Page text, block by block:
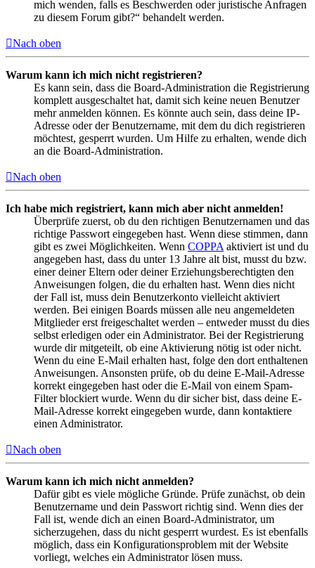
mich wenden, falls es Beschwerden oder juristische Anfragen
zu diesem Forum gibt?“ behandelt werden.
Nach oben
Warum kann ich mich nicht registrieren?
Es kann sein, dass die Board-Administration die Registrierung
komplett ausgeschaltet hat, damit sich keine neuen Benutzer
mehr anmelden können. Es könnte auch sein, dass deine IP-
Adresse oder der Benutzername, mit dem du dich registrieren
möchtest, gesperrt wurden. Um Hilfe zu erhalten, wende dich
an die Board-Administration.
Nach oben
Ich habe mich registriert, kann mich aber nicht anmelden!
Überprüfe zuerst, ob du den richtigen Benutzernamen und das
richtige Passwort eingegeben hast. Wenn diese stimmen, dann
gibt es zwei Möglichkeiten. Wenn COPPA aktiviert ist und du
angegeben hast, dass du unter 13 Jahre alt bist, musst du bzw.
einer deiner Eltern oder deiner Erziehungsberechtigten den
Anweisungen folgen, die du erhalten hast. Wenn dies nicht
der Fall ist, muss dein Benutzerkonto vielleicht aktiviert
werden. Bei einigen Boards müssen alle neu angemeldeten
Mitglieder erst freigeschaltet werden – entweder musst du dies
selbst erledigen oder ein Administrator. Bei der Registrierung
wurde dir mitgeteilt, ob eine Aktivierung nötig ist oder nicht.
Wenn du eine E-Mail erhalten hast, folge den dort enthaltenen
Anweisungen. Ansonsten prüfe, ob du deine E-Mail-Adresse
korrekt eingegeben hast oder die E-Mail von einem Spam-
Filter blockiert wurde. Wenn du dir sicher bist, dass deine E-
Mail-Adresse korrekt eingegeben wurde, dann kontaktiere
einen Administrator.
Nach oben
Warum kann ich mich nicht anmelden?
Dafür gibt es viele mögliche Gründe. Prüfe zunächst, ob dein
Benutzername und dein Passwort richtig sind. Wenn dies der
Fall ist, wende dich an einen Board-Administrator, um
sicherzugehen, dass du nicht gesperrt wurdest. Es ist ebenfalls
möglich, dass ein Konfigurationsproblem mit der Website
vorliegt, welches ein Administrator lösen muss.